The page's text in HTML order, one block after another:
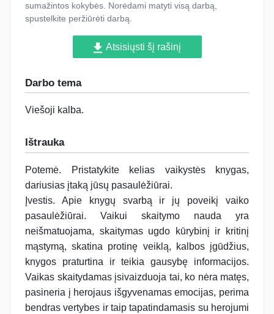
sumažintos kokybės. Norėdami matyti visą darbą,
spustelkite peržiūrėti darbą.
Atsisiųsti šį rašinį
Darbo tema
Viešoji kalba.
Ištrauka
Potemė. Pristatykite kelias vaikystės knygas,
dariusias įtaką jūsų pasaulėžiūrai.
Įvestis. Apie knygų svarbą ir jų poveikį vaiko
pasaulėžiūrai. Vaikui skaitymo nauda yra
neišmatuojama, skaitymas ugdo kūrybinį ir kritinį
mąstymą, skatina protinę veiklą, kalbos įgūdžius,
knygos praturtina ir teikia gausybę informacijos.
Vaikas skaitydamas įsivaizduoja tai, ko nėra matęs,
pasineria į herojaus išgyvenamas emocijas, perima
bendras vertybes ir taip tapatindamasis su herojumi